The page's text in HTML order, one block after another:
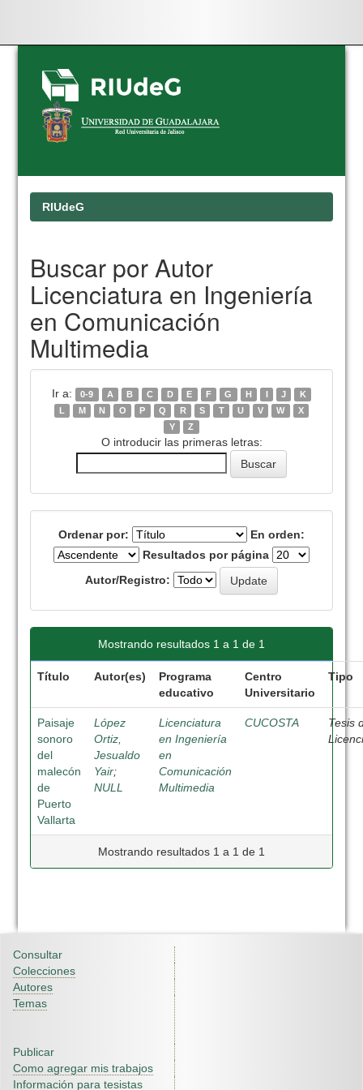
Skip
navigation
RIUdeG
Buscar por Autor
Licenciatura en Ingeniería
en Comunicación
Multimedia
Ir a: 0-9 A B C D E F G H I J
K
L
M N O P Q R S T U V W
X
Y
Z
O introducir las primeras letras:
Ordenar por:
En orden:
Resultados por página
Autor/Registro:
Mostrando resultados 1 a 1 de 1
Título Autor(es)
Programa
educativo
Centro
Universitario
Tipo
Paisaje
sonoro
del
malecón
de
Puerto
Vallarta
López
Ortiz,
Jesualdo
Yair;
NULL
Licenciatura
en Ingeniería
en
Comunicación
Multimedia
CUCOSTA
Tesis
Mostrando resultados 1 a 1 de 1
Consultar
Colecciones
Autores
Temas
Publicar
Como agregar mis trabajos
Información para tesistas